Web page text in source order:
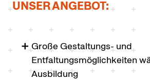
UNSER ANGEBOT:
Große Gestaltungs- und
Entfaltungsmöglichkeiten
Ausbildung